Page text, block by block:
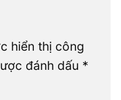
hiển thị công
đánh dấu *